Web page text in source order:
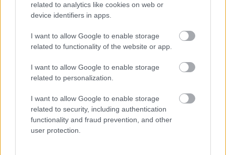
related to analytics like cookies on web or
device identifiers in apps.
I want to allow Google to enable storage
related to functionality of the website or app.
I want to allow Google to enable storage
related to personalization.
I want to allow Google to enable storage
related to security, including authentication
functionality and fraud prevention, and other
user protection.
A takarítószakértők szerint ezt a dolgot soha ne tedd
a mosogatógépbe